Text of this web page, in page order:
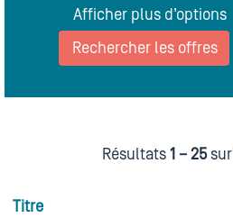
Afficher plus d’options
Résultats1 – 25sur
Titre